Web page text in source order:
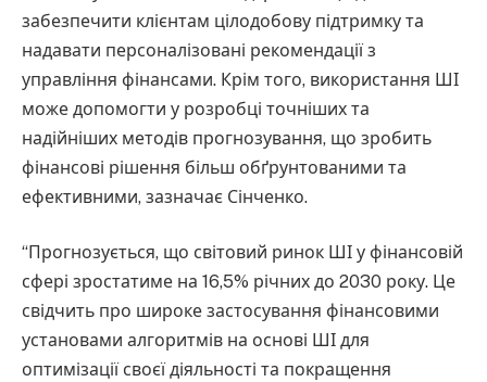
забезпечити клієнтам цілодобову підтримку та
надавати персоналізовані рекомендації з
управління фінансами. Крім того, використання ШІ
може допомогти у розробці точніших та
надійніших методів прогнозування, що зробить
фінансові рішення більш обґрунтованими та
ефективними, зазначає Сінченко.
“Прогнозується, що світовий ринок ШІ у фінансовій
сфері зростатиме на 16,5% річних до 2030 року. Це
свідчить про широке застосування фінансовими
установами алгоритмів на основі ШІ для
оптимізації своєї діяльності та покращення